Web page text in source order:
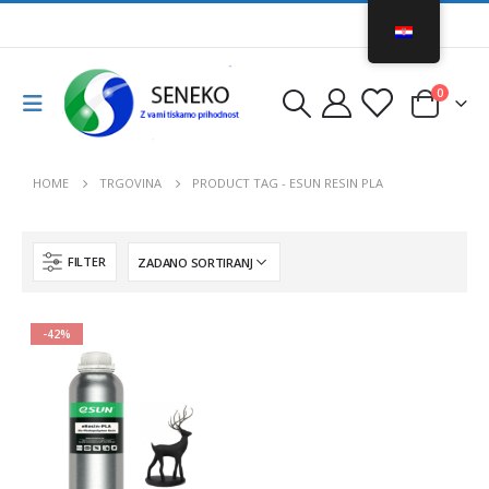
0
HOME TRGOVINA PRODUCT TAG - ESUN RESIN PLA
FILTER
-42%